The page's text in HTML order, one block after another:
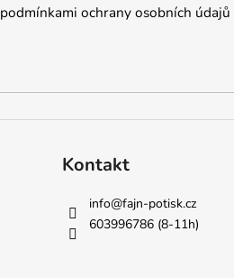
podmínkami ochrany osobních údajů
Kontakt
info@fajn-potisk.cz
603996786 (8-11h)